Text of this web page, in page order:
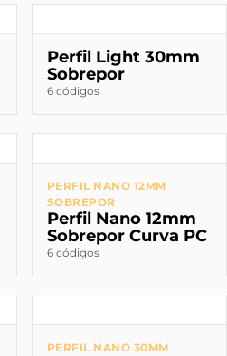
Perfil Light 30mm
Sobrepor
6 códigos
PERFIL NANO 12MM
SOBREPOR
Perfil Nano 12mm
Sobrepor Curva PC
6 códigos
PERFIL NANO 30MM